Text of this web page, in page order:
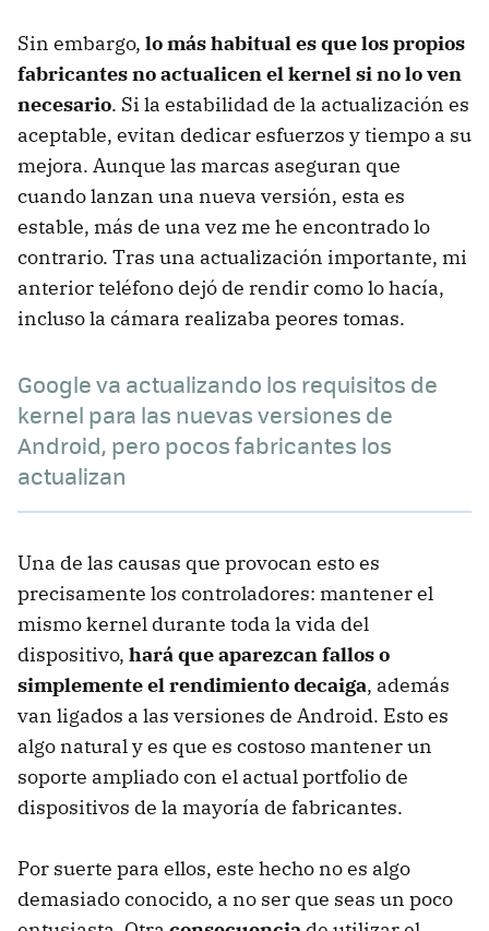
Sin embargo, lo más habitual es que los propios
fabricantes no actualicen el kernel si no lo ven
necesario. Si la estabilidad de la actualización es
aceptable, evitan dedicar esfuerzos y tiempo a su
mejora. Aunque las marcas aseguran que
cuando lanzan una nueva versión, esta es
estable, más de una vez me he encontrado lo
contrario. Tras una actualización importante, mi
anterior teléfono dejó de rendir como lo hacía,
incluso la cámara realizaba peores tomas.
Google va actualizando los requisitos de
kernel para las nuevas versiones de
Android, pero pocos fabricantes los
actualizan
Una de las causas que provocan esto es
precisamente los controladores: mantener el
mismo kernel durante toda la vida del
dispositivo, hará que aparezcan fallos o
simplemente el rendimiento decaiga, además
van ligados a las versiones de Android. Esto es
algo natural y es que es costoso mantener un
soporte ampliado con el actual portfolio de
dispositivos de la mayoría de fabricantes.
Por suerte para ellos, este hecho no es algo
demasiado conocido, a no ser que seas un poco